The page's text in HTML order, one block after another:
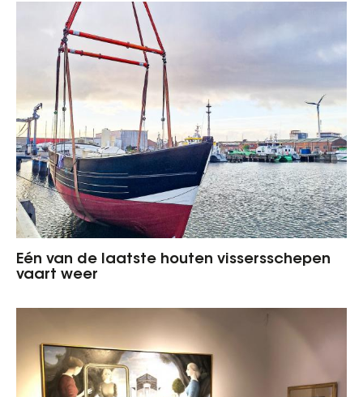
Eén van de laatste houten vissersschepen
vaart weer